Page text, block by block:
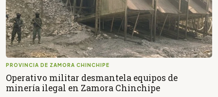
PROVINCIA DE ZAMORA CHINCHIPE
Operativo militar desmantela equipos de
minería ilegal en Zamora Chinchipe